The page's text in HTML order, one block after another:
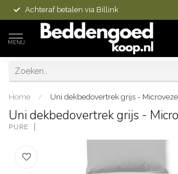
Achteraf betalen via Billink
MENU
Home / Uni dekbedovertrek grijs -
Uni dekbedovertrek grijs -
PURE